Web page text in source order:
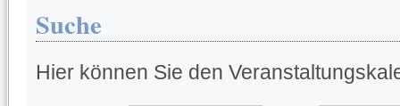
Suche
Hier können Sie den